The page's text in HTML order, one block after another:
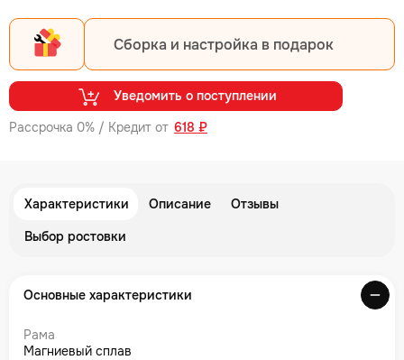
Рассрочка 0% / Кредит от 618 ₽
Сборка и настройка в подарок
Уведомить о поступлении
Характеристики Описание
Отзывы
Выбор ростовки
Основные характеристики
Рама
Магниевый сплав